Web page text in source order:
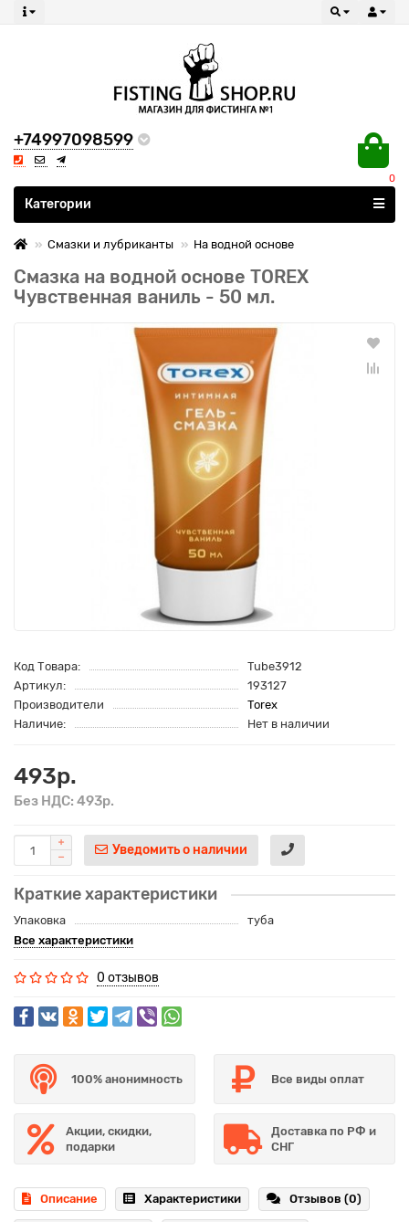
+74997098599
0
Все категории
Категории
Смазки и лубриканты На водной основе
Смазка на водной основе TOREX
Чувственная ваниль - 50 мл.
Код Товара:
Tube3912
Артикул:
193127
Производители
Torex
Наличие:
Нет в наличии
493р.
Без НДС: 493р.
Уведомить о наличии
Краткие характеристики
Упаковка
туба
Все характеристики
0 отзывов
100% анонимность Все виды оплат
Акции, скидки,
подарки
Доставка по РФ и
СНГ
Описание Характеристики Отзывов (0)